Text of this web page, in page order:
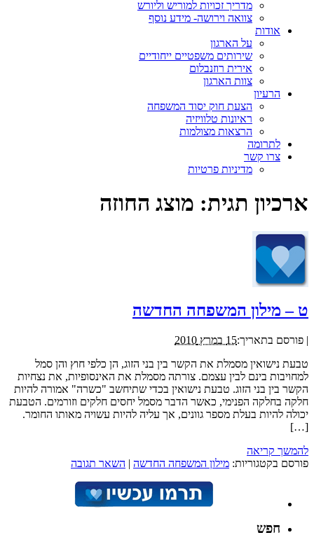
מדריך זכויות למוריש וליורש
צוואה וירושה- מידע נוסף
אודות
על הארגון
שירותים משפטיים ייחודיים
אירית רוזנבלום
צוות הארגון
הרעיון
הצעת חוק יסוד המשפחה
ראיונות טלוויזיה
הרצאות מצולמות
לתרומה
צרו קשר
מדיניות פרטיות
ארכיון תגית: מוצג החוזה
ט – מילון המשפחה החדשה
| פורסם בתאריך:15 במרץ 2010
טבעת נישואין מסמלת את הקשר בין בני הזוג, הן כלפי חוץ והן סמל
למחויבות בינם לבין עצמם. צורתה מסמלת את האינסופיות, את נצחיות
הקשר בין בני הזוג. טבעת נישואין בכדי שתיחשב "כשרה" אמורה להיות
חלקה בחלקה הפנימי, כאשר הדבר מסמל יחסים חלקים וזורמים. הטבעת
יכולה להיות בעלת מספר גוונים, אך עליה להיות עשויה מאותו החומר.
[…]
להמשך קריאה
פורסם בקטגוריות: מילון המשפחה החדשה | השאר תגובה
חפש